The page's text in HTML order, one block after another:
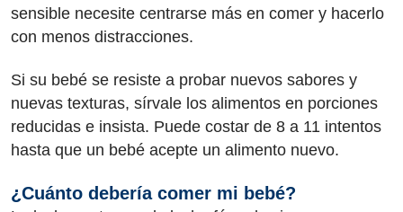
sensible necesite centrarse más en comer y hacerlo
con menos distracciones.
Si su bebé se resiste a probar nuevos sabores y
nuevas texturas, sírvale los alimentos en porciones
reducidas e insista. Puede costar de 8 a 11 intentos
hasta que un bebé acepte un alimento nuevo.
¿Cuánto debería comer mi bebé?